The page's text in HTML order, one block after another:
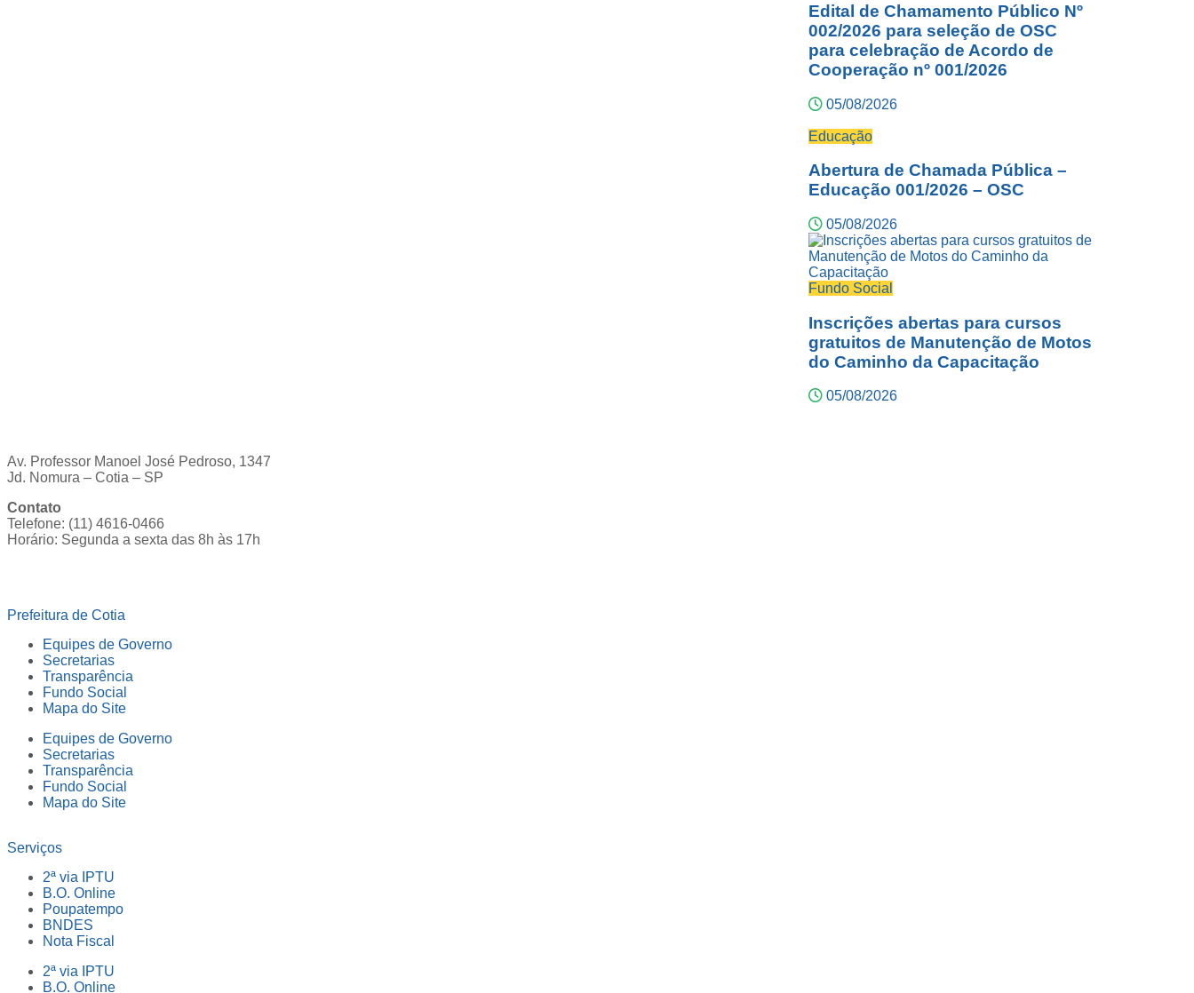
Edital de Chamamento Público Nº
002/2026 para seleção de OSC
para celebração de Acordo de
Cooperação nº 001/2026
05/08/2026
Educação
Abertura de Chamada Pública –
Educação 001/2026 – OSC
05/08/2026
Fundo Social
Inscrições abertas para cursos
gratuitos de Manutenção de Motos
do Caminho da Capacitação
05/08/2026
Av. Professor Manoel José Pedroso, 1347
Jd. Nomura – Cotia – SP
Contato
Telefone: (11) 4616-0466
Horário: Segunda a sexta das 8h às 17h
Prefeitura de Cotia
Equipes de Governo
Secretarias
Transparência
Fundo Social
Mapa do Site
Equipes de Governo
Secretarias
Transparência
Fundo Social
Mapa do Site
Serviços
2ª via IPTU
B.O. Online
Poupatempo
BNDES
Nota Fiscal
2ª via IPTU
B.O. Online